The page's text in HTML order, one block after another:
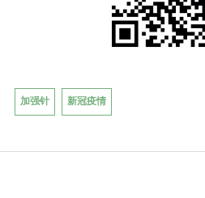
加强针 新冠疫情